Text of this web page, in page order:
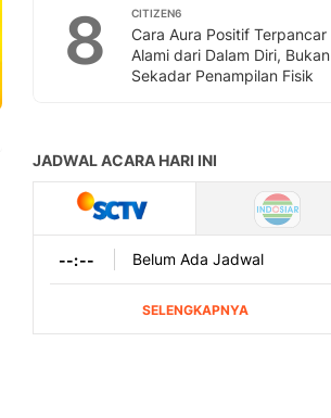
8 CITIZEN6
Cara Aura Positif Terpancar
Alami dari Dalam Diri, Bukan
Sekadar Penampilan Fisik